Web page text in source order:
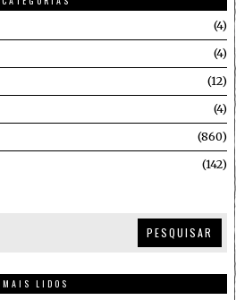
4
4
12
4
860
142
PESQUISAR
MAIS LIDOS